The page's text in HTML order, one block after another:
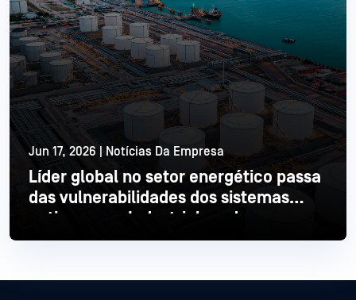
Jun 17, 2026 | Notícias Da Empresa
Líder global no setor energético passa
das vulnerabilidades dos sistemas
antigos para Industrial moderna
Ler mais